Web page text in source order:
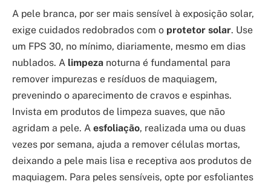
A pele branca, por ser mais sensível à exposição solar,
exige cuidados redobrados com o protetor solar. Use
um FPS 30, no mínimo, diariamente, mesmo em dias
nublados. A limpeza noturna é fundamental para
remover impurezas e resíduos de maquiagem,
prevenindo o aparecimento de cravos e espinhas.
Invista em produtos de limpeza suaves, que não
agridam a pele. A esfoliação, realizada uma ou duas
vezes por semana, ajuda a remover células mortas,
deixando a pele mais lisa e receptiva aos produtos de
maquiagem. Para peles sensíveis, opte por esfoliantes